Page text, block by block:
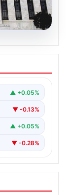
▲ +0.05%
▼ -0.13%
▲ +0.05%
▼ -0.28%